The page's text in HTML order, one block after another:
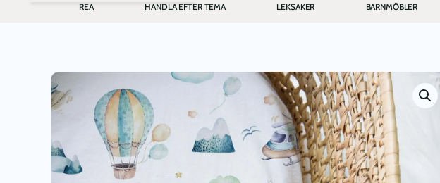
REA HANDLA EFTER TEMA LEKSAKER BARNMÖBLER